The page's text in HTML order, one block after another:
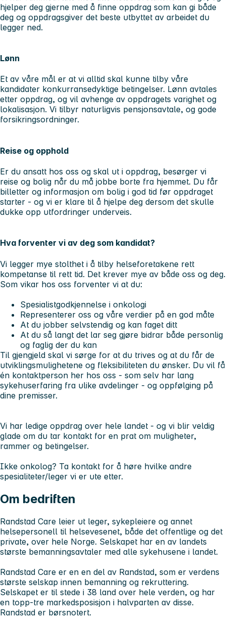
hjelper deg gjerne med å finne oppdrag som kan gi både
deg og oppdragsgiver det beste utbyttet av arbeidet du
legger ned.
Lønn
Et av våre mål er at vi alltid skal kunne tilby våre
kandidater konkurransedyktige betingelser. Lønn avtales
etter oppdrag, og vil avhenge av oppdragets varighet og
lokalisasjon. Vi tilbyr naturligvis pensjonsavtale, og gode
forsikringsordninger.
Reise og opphold
Er du ansatt hos oss og skal ut i oppdrag, besørger vi
reise og bolig når du må jobbe borte fra hjemmet. Du får
billetter og informasjon om bolig i god tid før oppdraget
starter - og vi er klare til å hjelpe deg dersom det skulle
dukke opp utfordringer underveis.
Hva forventer vi av deg som kandidat?
Vi legger mye stolthet i å tilby helseforetakene rett
kompetanse til rett tid. Det krever mye av både oss og deg.
Som vikar hos oss forventer vi at du:
Spesialistgodkjennelse i onkologi
Representerer oss og våre verdier på en god måte
At du jobber selvstendig og kan faget ditt
At du så langt det lar seg gjøre bidrar både personlig
og faglig der du kan
Til gjengjeld skal vi sørge for at du trives og at du får de
utviklingsmulighetene og fleksibiliteten du ønsker. Du vil få
én kontaktperson her hos oss - som selv har lang
sykehuserfaring fra ulike avdelinger - og oppfølging på
dine premisser.
Vi har ledige oppdrag over hele landet - og vi blir veldig
glade om du tar kontakt for en prat om muligheter,
rammer og betingelser.
Ikke onkolog? Ta kontakt for å høre hvilke andre
spesialiteter/leger vi er ute etter.
Om bedriften
Randstad Care leier ut leger, sykepleiere og annet
helsepersonell til helsevesenet, både det offentlige og det
private, over hele Norge. Selskapet har en av landets
største bemanningsavtaler med alle sykehusene i landet.
Randstad Care er en en del av Randstad, som er verdens
største selskap innen bemanning og rekruttering.
Selskapet er til stede i 38 land over hele verden, og har
en topp-tre markedsposisjon i halvparten av disse.
Randstad er børsnotert.